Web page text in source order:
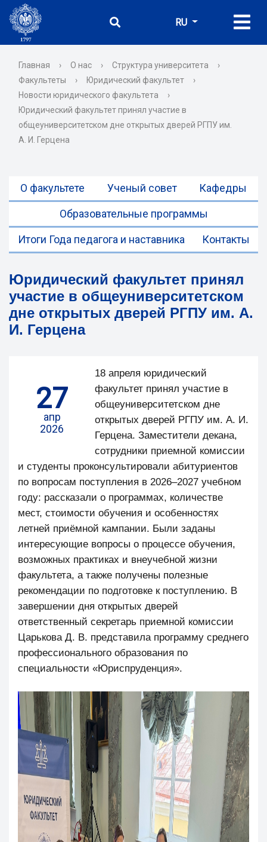
RU
Главная › О нас › Структура университета
›
Факультеты
› Юридический факультет
›
Новости юридического факультета
›
Юридический факультет принял участие в
общеуниверситетском дне открытых дверей РГПУ им.
А. И. Герцена
О факультете Ученый совет Кафедры
Образовательные программы
Итоги Года педагога и наставника Контакты
Юридический факультет принял
участие в общеуниверситетском
дне открытых дверей РГПУ им. А.
И. Герцена
27
апр
2026
18 апреля юридический
факультет принял участие в
общеуниверситетском дне
открытых дверей РГПУ им. А. И.
Герцена. Заместители декана,
сотрудники приемной комиссии
и студенты проконсультировали абитуриентов
по вопросам поступления в 2026–2027 учебном
году: рассказали о программах, количестве
мест, стоимости обучения и особенностях
летней приёмной кампании. Были заданы
интересующие вопросы о процессе обучения,
возможных практиках и внеучебной жизни
факультета, а также получены полезные
рекомендации по подготовке к поступлению. В
завершении дня открытых дверей
ответственный секретарь приемной комиссии
Царькова Д. В. представила программу среднего
профессионального образования по
специальности «Юриспруденция».